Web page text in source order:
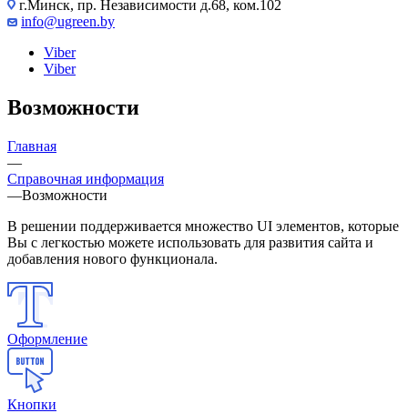
г.Минск, пр. Независимости д.68, ком.102
info@ugreen.by
Viber
Viber
Возможности
Главная
—
Справочная информация
—Возможности
В решении поддерживается множество UI элементов, которые
Вы с легкостью можете использовать для развития сайта и
добавления нового функционала.
Оформление
Кнопки